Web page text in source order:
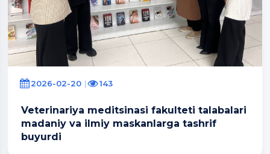
2026-02-20 143
Veterinariya meditsinasi fakulteti talabalari
madaniy va ilmiy maskanlarga tashrif
buyurdi